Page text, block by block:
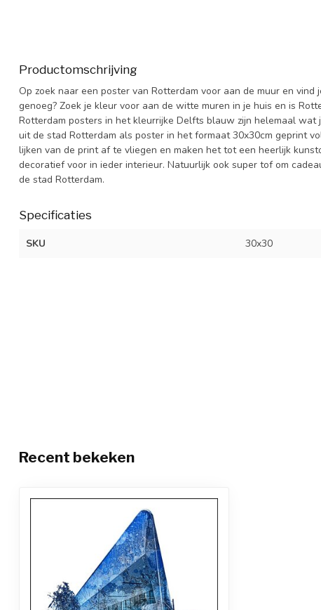
Productomschrijving
Op zoek naar een poster van Rotterdam voor aan de muur en
genoeg? Zoek je kleur voor aan de witte muren in je huis en is
Rotterdam posters in het kleurrijke Delfts blauw zijn helemaal wat
uit de stad Rotterdam als poster in het formaat 30x30cm geprint
lijken van de print af te vliegen en maken het tot een heerlijk
decoratief voor in ieder interieur. Natuurlijk ook super tof om
de stad Rotterdam.
Specificaties
SKU 30x30
Recent bekeken